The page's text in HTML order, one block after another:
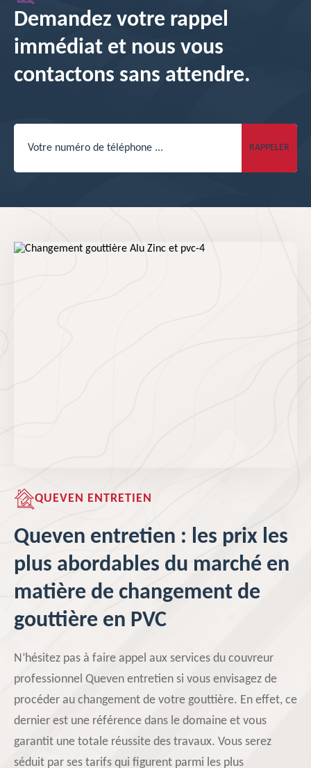
Demandez votre rappel
immédiat et nous vous
contactons sans attendre.
QUEVEN ENTRETIEN
Queven entretien : les prix les
plus abordables du marché en
matière de changement de
gouttière en PVC
N’hésitez pas à faire appel aux services du couvreur
professionnel Queven entretien si vous envisagez de
procéder au changement de votre gouttière. En effet, ce
dernier est une référence dans le domaine et vous
garantit une totale réussite des travaux. Vous serez
séduit par ses tarifs qui figurent parmi les plus